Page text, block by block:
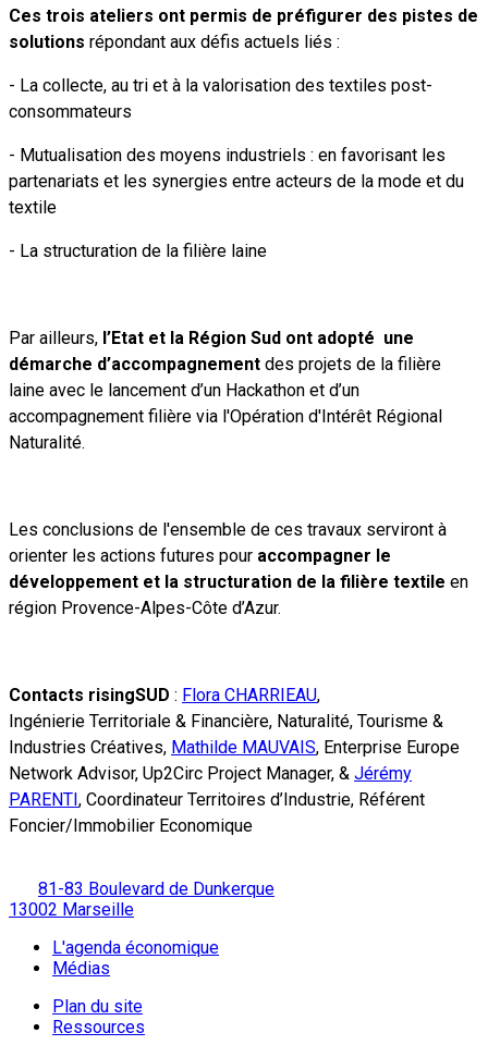
Ces trois ateliers ont permis de préfigurer des pistes de
solutions répondant aux défis actuels liés :
- La collecte, au tri et à la valorisation des textiles post-
consommateurs
- Mutualisation des moyens industriels : en favorisant les
partenariats et les synergies entre acteurs de la mode et du
textile
- La structuration de la filière laine
Par ailleurs, l’Etat et la Région Sud ont adopté une
démarche d’accompagnement des projets de la filière
laine avec le lancement d’un Hackathon et d’un
accompagnement filière via l'Opération d'Intérêt Régional
Naturalité.
Les conclusions de l'ensemble de ces travaux serviront à
orienter les actions futures pour accompagner le
développement et la structuration de la filière textile en
région Provence-Alpes-Côte d’Azur.
Contacts risingSUD : Flora CHARRIEAU,
Ingénierie Territoriale & Financière, Naturalité, Tourisme &
Industries Créatives, Mathilde MAUVAIS, Enterprise Europe
Network Advisor, Up2Circ Project Manager, & Jérémy
PARENTI, Coordinateur Territoires d’Industrie, Référent
Foncier/Immobilier Economique
81-83 Boulevard de Dunkerque
13002 Marseille
L'agenda économique
Médias
Plan du site
Ressources